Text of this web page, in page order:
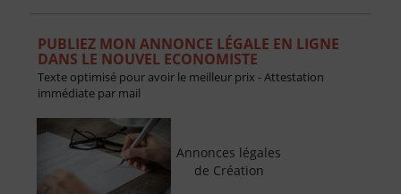
PUBLIEZ MON ANNONCE LÉGALE EN LIGNE
DANS LE NOUVEL ECONOMISTE
Texte optimisé pour avoir le meilleur prix - Attestation
immédiate par mail
Annonces légales
de Création